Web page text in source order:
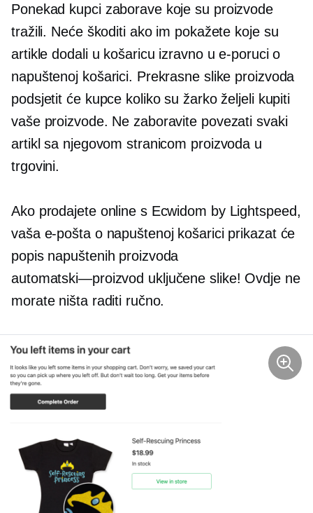
Ponekad kupci zaborave koje su proizvode
tražili. Neće škoditi ako im pokažete koje su
artikle dodali u košaricu izravno u e-poruci o
napuštenoj košarici. Prekrasne slike proizvoda
podsjetit će kupce koliko su žarko željeli kupiti
vaše proizvode. Ne zaboravite povezati svaki
artikl sa njegovom stranicom proizvoda u
trgovini.
Ako prodajete online s Ecwidom by Lightspeed,
vaša e-pošta o napuštenoj košarici prikazat će
popis napuštenih proizvoda
automatski—proizvod uključene slike! Ovdje ne
morate ništa raditi ručno.